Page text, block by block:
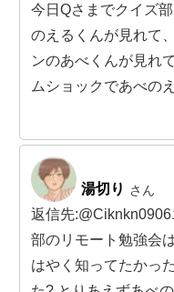
今日Qさまでクイズ
のえるくんが見れて
ンのあべくんが見れ
ムショックであべの
湯切り さん
返信先
部のリモート勉強会
はやく知ってたかっ